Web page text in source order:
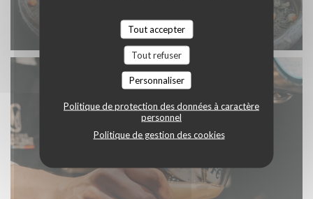
Tout accepter
Tout refuser
Personnaliser
Politique de protection des données à caractère
personnel
Politique de gestion des cookies
Notre saumon